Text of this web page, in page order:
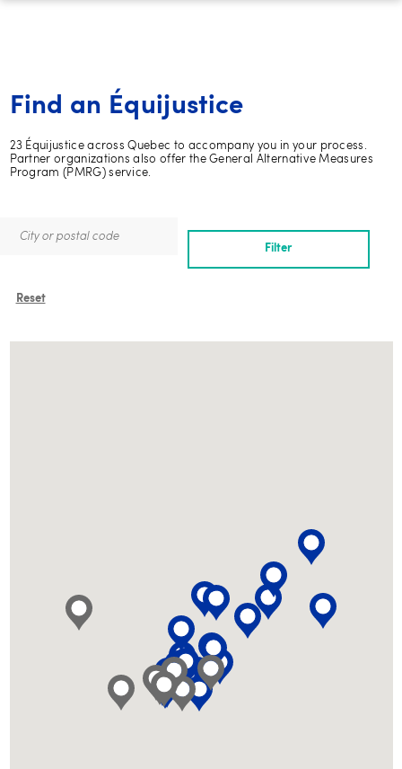
Find an Équijustice
23 Équijustice across Quebec to accompany you in your process.
Partner organizations also offer the General Alternative Measures
Program (PMRG) service.
Filter
Reset